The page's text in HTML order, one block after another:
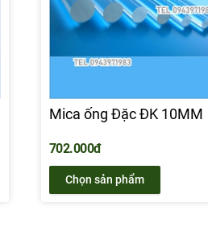
Mica ống Đặc ĐK 10MM
702.000đ
Chọn sản phẩm